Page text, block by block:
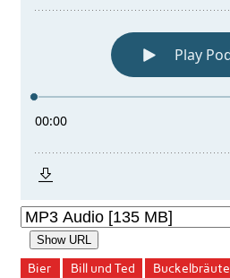
Show URL
Bier Bill und Ted Buckelbräute